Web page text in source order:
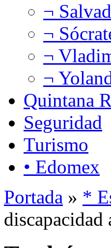
¬
¬
¬
¬
Quintana
Seguridad
Turismo
• Edomex
Portada » *
discapacidad